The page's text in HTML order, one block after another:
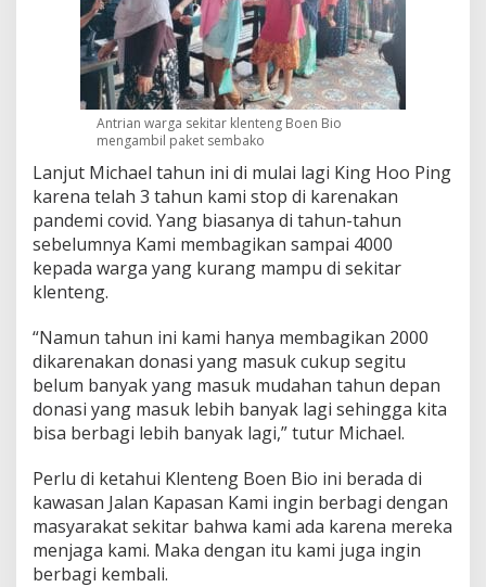
Antrian warga sekitar klenteng Boen Bio
mengambil paket sembako
Lanjut Michael tahun ini di mulai lagi King Hoo Ping
karena telah 3 tahun kami stop di karenakan
pandemi covid. Yang biasanya di tahun-tahun
sebelumnya Kami membagikan sampai 4000
kepada warga yang kurang mampu di sekitar
klenteng.
“Namun tahun ini kami hanya membagikan 2000
dikarenakan donasi yang masuk cukup segitu
belum banyak yang masuk mudahan tahun depan
donasi yang masuk lebih banyak lagi sehingga kita
bisa berbagi lebih banyak lagi,” tutur Michael.
Perlu di ketahui Klenteng Boen Bio ini berada di
kawasan Jalan Kapasan Kami ingin berbagi dengan
masyarakat sekitar bahwa kami ada karena mereka
menjaga kami. Maka dengan itu kami juga ingin
berbagi kembali.